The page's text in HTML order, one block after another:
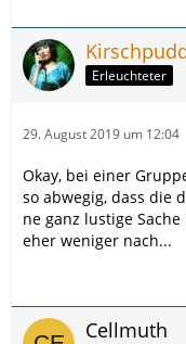
Erleuchteter
29. August 2019 um 12:04
Okay, bei einer
so abwegig, dass die
ne ganz lustige
eher weniger nach...
Cellmuth